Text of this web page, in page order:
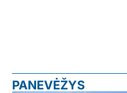
PANEVĖŽYS